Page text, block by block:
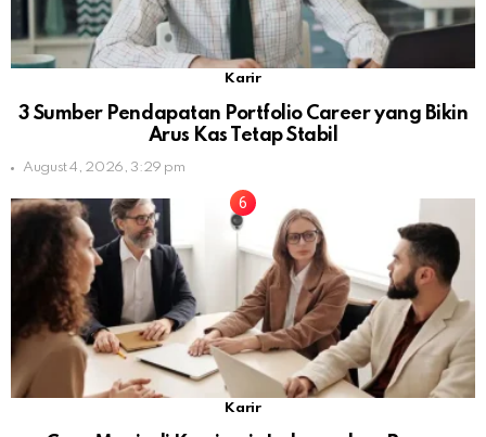
Karir
3 Sumber Pendapatan Portfolio Career yang Bikin
Arus Kas Tetap Stabil
August 4, 2026, 3:29 pm
Karir